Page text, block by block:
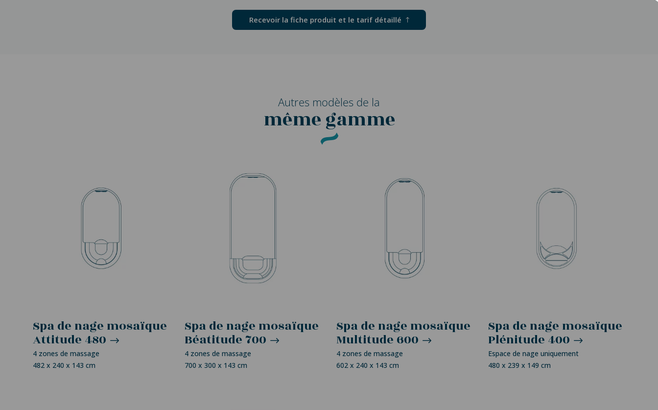
Recevoir la fiche produit et le tarif détaillé
Autres modèles de la
même gamme
Spa de nage mosaïque
Attitude 480
4 zones de massage
482 x 240 x 143 cm
Spa de nage mosaïque
Béatitude 700
4 zones de massage
700 x 300 x 143 cm
Spa de nage mosaïque
Multitude 600
4 zones de massage
602 x 240 x 143 cm
Spa de nage mosaïque
Plénitude 400
Espace de nage uniquement
480 x 239 x 149 cm